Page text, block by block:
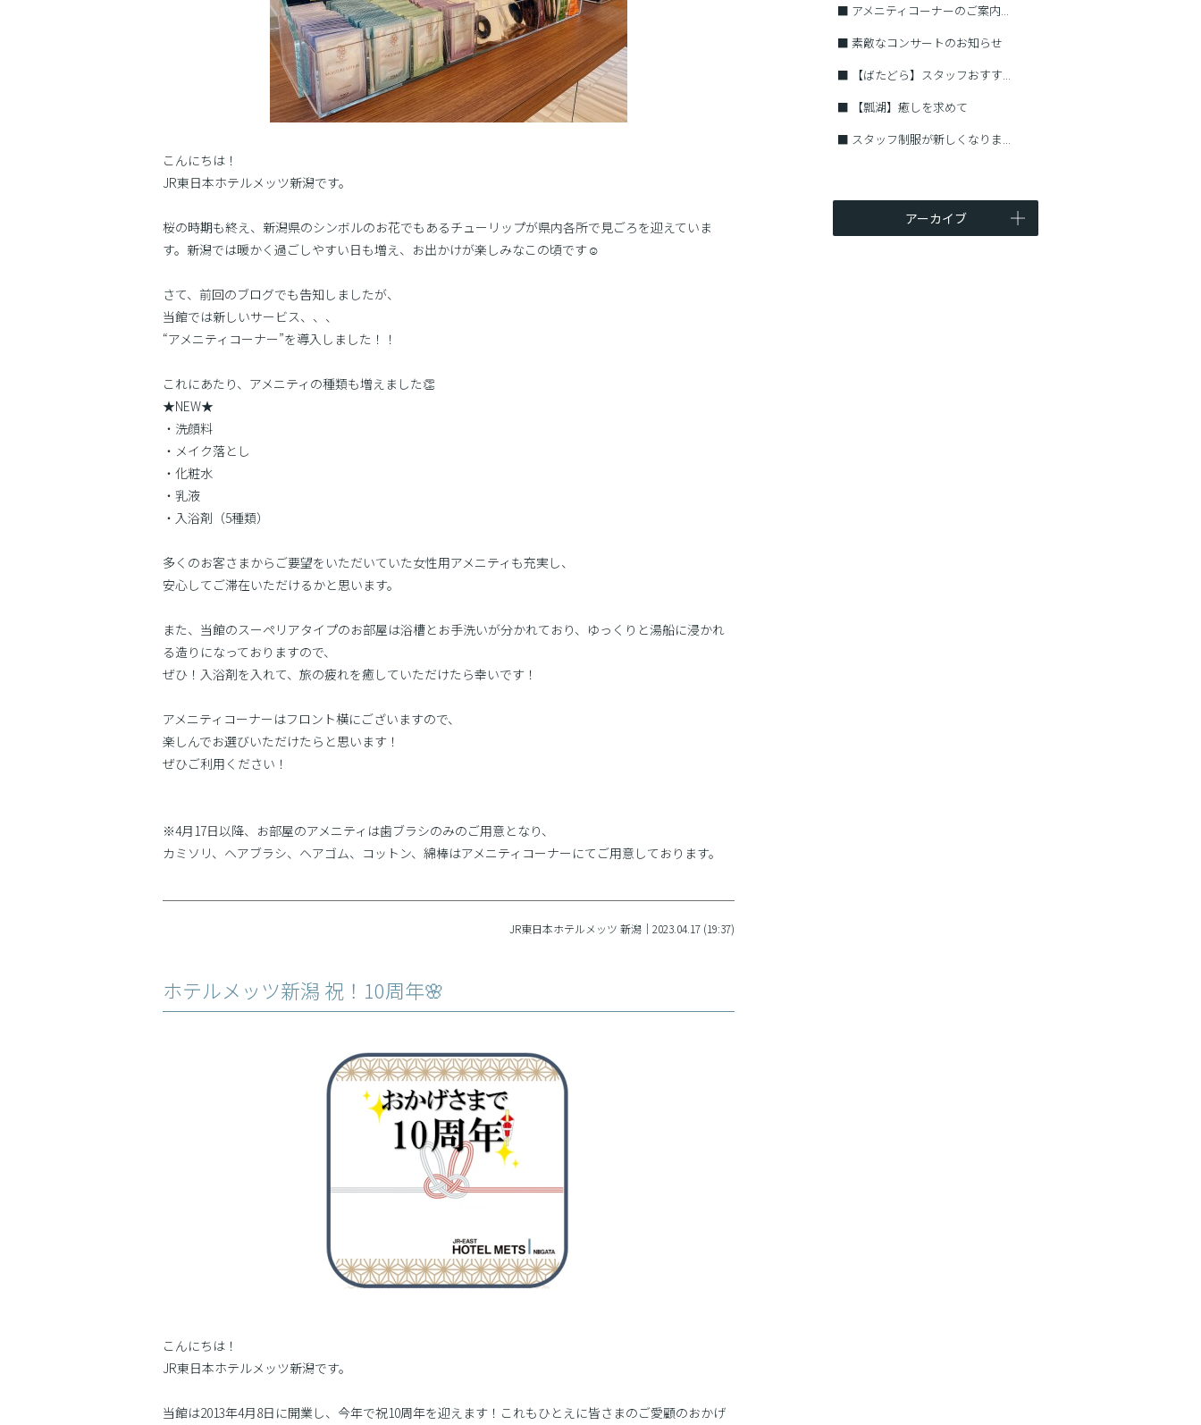
こんにちは！
JR東日本ホテルメッツ新潟です。
桜の時期も終え、新潟県のシンボルのお花でもあるチューリップが県内各所で見ごろを迎えていま
す。新潟では暖かく過ごしやすい日も増え、お出かけが楽しみなこの頃です☺
さて、前回のブログでも告知しましたが、
当館では新しいサービス、、、
“アメニティコーナー”を導入しました！！
これにあたり、アメニティの種類も増えました👏
★NEW★
・洗顔料
・メイク落とし
・化粧水
・乳液
・入浴剤（5種類）
多くのお客さまからご要望をいただいていた女性用アメニティも充実し、
安心してご滞在いただけるかと思います。
また、当館のスーペリアタイプのお部屋は浴槽とお手洗いが分かれており、ゆっくりと湯船に浸かれ
る造りになっておりますので、
ぜひ！入浴剤を入れて、旅の疲れを癒していただけたら幸いです！
アメニティコーナーはフロント横にございますので、
楽しんでお選びいただけたらと思います！
ぜひご利用ください！
※4月17日以降、お部屋のアメニティは歯ブラシのみのご用意となり、
カミソリ、ヘアブラシ、ヘアゴム、コットン、綿棒はアメニティコーナーにてご用意しております。
JR東日本ホテルメッツ 新潟｜2023.04.17 (19:37)
ホテルメッツ新潟 祝！10周年🌸
こんにちは！
JR東日本ホテルメッツ新潟です。
当館は2013年4月8日に開業し、今年で祝10周年を迎えます！これもひとえに皆さまのご愛顧のおかげ
■ アメニティコーナーのご案内...
■ 素敵なコンサートのお知らせ
■
【ばたどら】スタッフおすす...
■
【瓢湖】癒しを求めて
■ スタッフ制服が新しくなりま...
アーカイブ